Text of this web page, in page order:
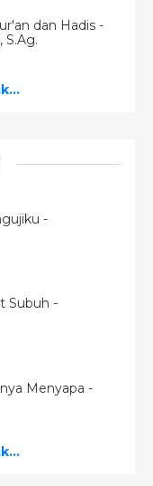
dan Hadis -
S.Ag.
-
Subuh -
Menyapa -